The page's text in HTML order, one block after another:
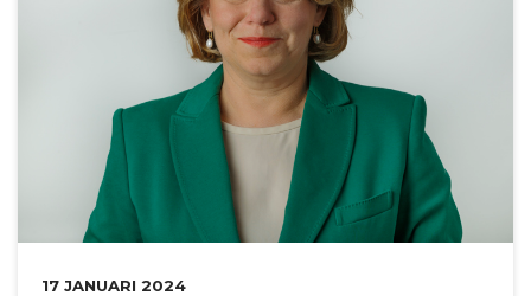
DATUM:
17 JANUARI 2024